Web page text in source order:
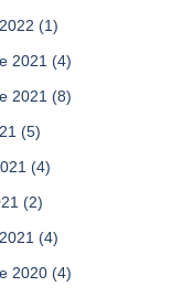
(1)
2021 (4)
2021 (8)
(5)
(4)
(2)
(4)
2020 (4)